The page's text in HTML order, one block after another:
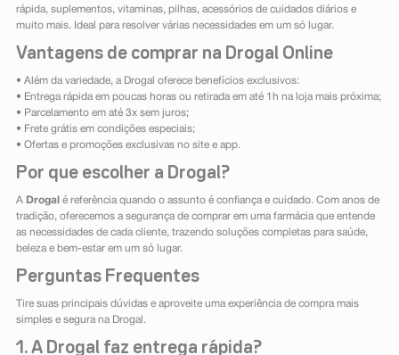
rápida, suplementos, vitaminas, pilhas, acessórios de cuidados diários e
muito mais. Ideal para resolver várias necessidades em um só lugar.
Vantagens de comprar na Drogal Online
• Além da variedade, a Drogal oferece benefícios exclusivos:
• Entrega rápida em poucas horas ou retirada em até 1h na loja mais próxima;
• Parcelamento em até 3x sem juros;
• Frete grátis em condições especiais;
• Ofertas e promoções exclusivas no site e app.
Por que escolher a Drogal?
A Drogal é referência quando o assunto é confiança e cuidado. Com anos de
tradição, oferecemos a segurança de comprar em uma farmácia que entende
as necessidades de cada cliente, trazendo soluções completas para saúde,
beleza e bem-estar em um só lugar.
Perguntas Frequentes
Tire suas principais dúvidas e aproveite uma experiência de compra mais
simples e segura na Drogal.
1. A Drogal faz entrega rápida?